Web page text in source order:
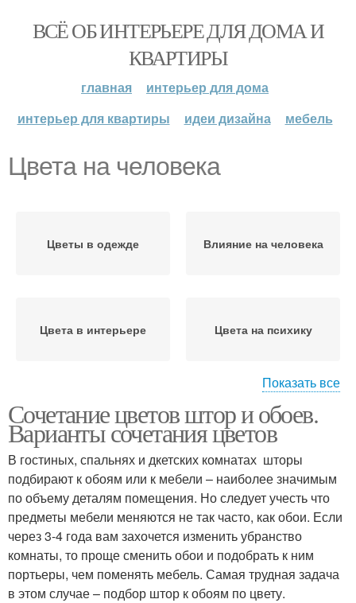
ВСЁ ОБ ИНТЕРЬЕРЕ ДЛЯ ДОМА И
КВАРТИРЫ
главная
интерьер для дома
интерьер для квартиры
идеи дизайна мебель
Цвета на человека
Цветы в одежде Влияние на человека
Цвета в интерьере Цвета на психику
Человек в интерьере Цвета на настроение
Цветы в интерьере Стен на человека
Цветы на человека Цветы для стен
Показать все
Сочетание цветов штор и обоев.
Варианты сочетания цветов
В гостиных, спальнях и дкетских комнатах шторы
подбирают к обоям или к мебели – наиболее значимым
по объему деталям помещения. Но следует учесть что
предметы мебели меняются не так часто, как обои. Если
через 3-4 года вам захочется изменить убранство
комнаты, то проще сменить обои и подобрать к ним
портьеры, чем поменять мебель. Самая трудная задача
в этом случае – подбор штор к обоям по цвету.